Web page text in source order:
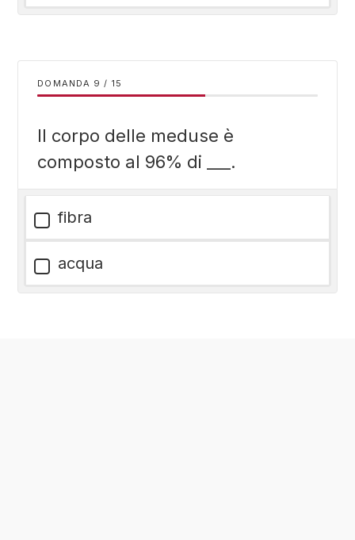
DOMANDA / 15
Il corpo delle meduse è
composto al 96% di ___.
fibra
acqua